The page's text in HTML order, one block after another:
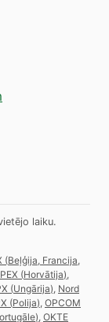
laiku.
(Beļģija, Francija,
(Horvātija)
(Ungārija) Nord
(Polija) OPCOM
) OKTE